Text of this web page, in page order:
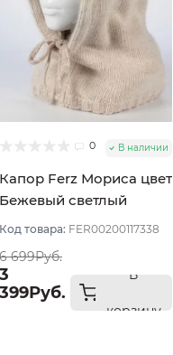
0 В наличии
Капор Ferz Мориса цвет
Бежевый светлый
Код товара: FER00200117338
6 699Руб.
3
399Руб.
В
корзину